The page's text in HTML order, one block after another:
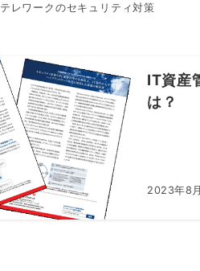
テレワークのセキュリティ対策
IT資産
は？
2023年8